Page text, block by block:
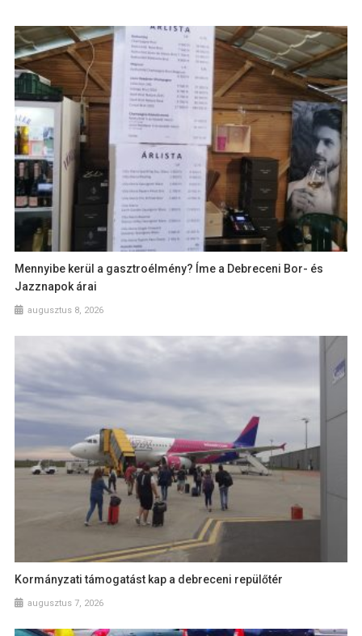
Mennyibe kerül a gasztroélmény? Íme a Debreceni Bor- és
Jazznapok árai
augusztus 8, 2026
Kormányzati támogatást kap a debreceni repülőtér
augusztus 7, 2026